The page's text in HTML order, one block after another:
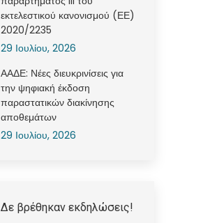
εκτελεστικού κανονισμού (ΕΕ)
2020/2235
29 Ιουλίου, 2026
ΑΑΔΕ: Νέες διευκρινίσεις για
την ψηφιακή έκδοση
παραστατικών διακίνησης
αποθεμάτων
29 Ιουλίου, 2026
Δε βρέθηκαν εκδηλώσεις!